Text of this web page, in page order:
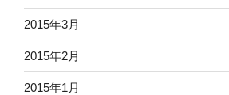
2015年3月
2015年2月
2015年1月